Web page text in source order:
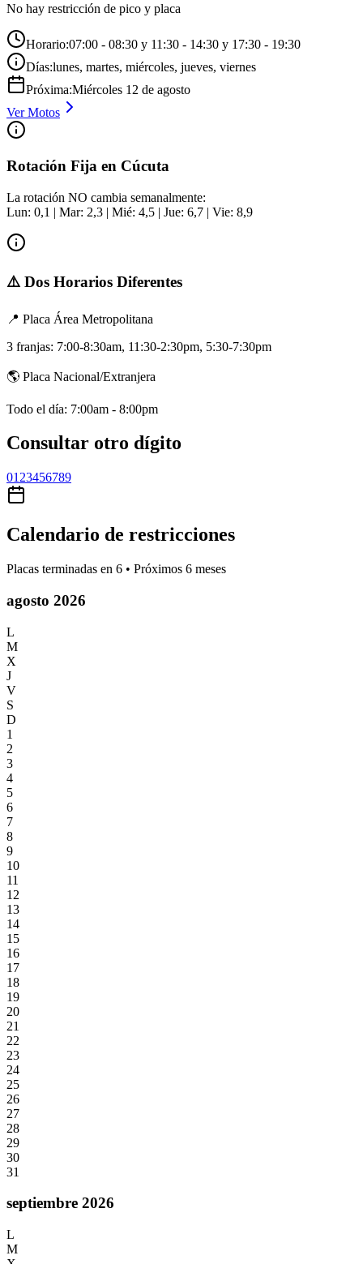
No hay restricción de pico y placa
Horario:07:00 - 08:30 y 11:30 - 14:30 y 17:30 - 19:30
Días:lunes, martes, miércoles, jueves, viernes
Próxima:Miércoles 12 de agosto
VerMotos
Rotación Fija en Cúcuta
La rotación NO cambia semanalmente:
Lun: 0,1 | Mar: 2,3 | Mié: 4,5 | Jue: 6,7 | Vie: 8,9
⚠️ Dos Horarios Diferentes
📍 Placa Área Metropolitana
3 franjas: 7:00-8:30am, 11:30-2:30pm, 5:30-7:30pm
🌎 Placa Nacional/Extranjera
Todo el día: 7:00am - 8:00pm
Consultar otro dígito
01 23456789
Calendario de restricciones
Placas terminadas en 6 • Próximos 6 meses
agosto 2026
L
M
X
J
V
S
D
1
2
3
4
5
6
7
8
9
10
11
12
13
14
15
16
17
18
19
20
21
22
23
24
25
26
27
28
29
30
31
septiembre 2026
L
M